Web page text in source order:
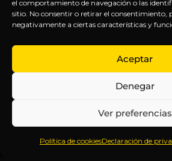
el comportamiento de navegación o las
sitio. No consentir o retirar el consentimiento,
negativamente a ciertas características y
Aceptar
Denegar
Ver preferencias
Política de cookiesDeclaración de
Inteligencia
Anticipándonos
EXPLORA
Inicio
Sobre
Contenido
Webinars
de